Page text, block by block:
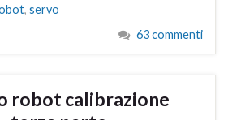
, servo
63 commenti
robot calibrazione